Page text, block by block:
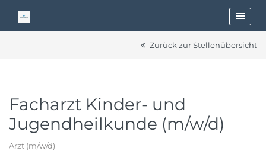
Zurück zur Stellenübersicht
Facharzt Kinder- und
Jugendheilkunde (m/w/d)
Arzt (m/w/d)